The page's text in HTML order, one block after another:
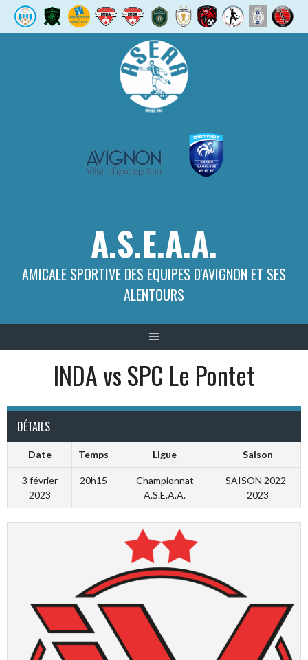
A.S.E.A.A.
AMICALE SPORTIVE DES EQUIPES D'AVIGNON ET SES
ALENTOURS
INDA vs SPC Le Pontet
DÉTAILS
Date Temps Ligue Saison
3 février
2023
20h15
Championnat
A.S.E.A.A.
SAISON 2022-
2023